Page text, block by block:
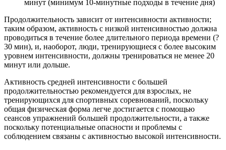
минут (минимум 10-минутные подходы в течение дня)
Продолжительность зависит от интенсивности активности;
таким образом, активность с низкой интенсивностью должна
проводиться в течение более длительного периода времени (?
30 мин), и, наоборот, люди, тренирующиеся с более высоким
уровнем интенсивности, должны тренироваться не менее 20
минут или дольше.
Активность средней интенсивности с большей
продолжительностью рекомендуется для взрослых, не
тренирующихся для спортивных соревнований, поскольку
общая физическая форма легче достигается с помощью
сеансов упражнений большей продолжительности, а также
поскольку потенциальные опасности и проблемы с
соблюдением связаны с активностью высокой интенсивности.